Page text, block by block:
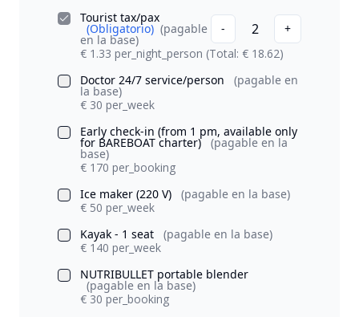
Tourist tax/pax
(Obligatorio) (pagable
en la base)
- 2
+
€ 1.33 per_night_person (Total: € 18.62)
Doctor 24/7 service/person
(pagable en
la base)
€ 30 per_week
Early check-in (from 1 pm, available only
for BAREBOAT charter) (pagable en la
base)
€ 170 per_booking
Ice maker (220 V)
(pagable en la base)
€ 50 per_week
Kayak - 1 seat
(pagable en la base)
€ 140 per_week
NUTRIBULLET portable blender
(pagable en la base)
€ 30 per_booking